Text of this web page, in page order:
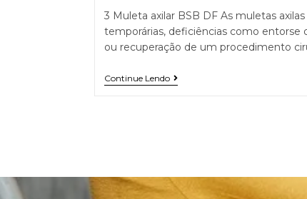
3 Muleta axilar BSB DF As muletas
temporárias, deficiências como entorse
ou recuperação de um procedimento
Continue Lendo